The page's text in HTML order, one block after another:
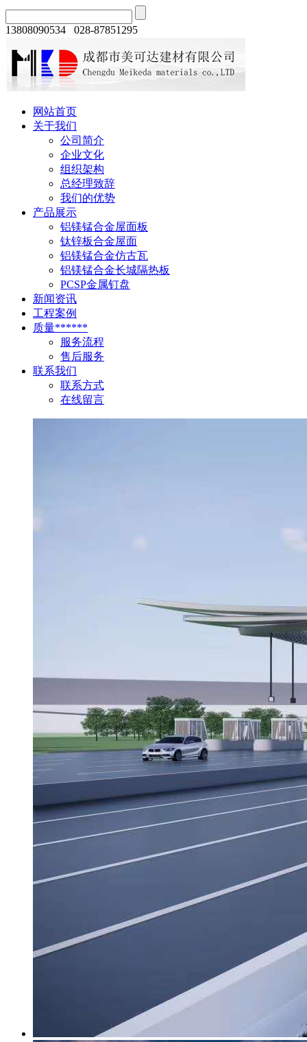
13808090534 028-87851295
网站首页
关于我们
公司简介
企业文化
组织架构
总经理致辞
我们的优势
产品展示
铝镁锰合金屋面板
钛锌板合金屋面
铝镁锰合金仿古瓦
铝镁锰合金长城隔热板
PCSP金属钉盘
新闻资讯
工程案例
质量******
服务流程
售后服务
联系我们
联系方式
在线留言